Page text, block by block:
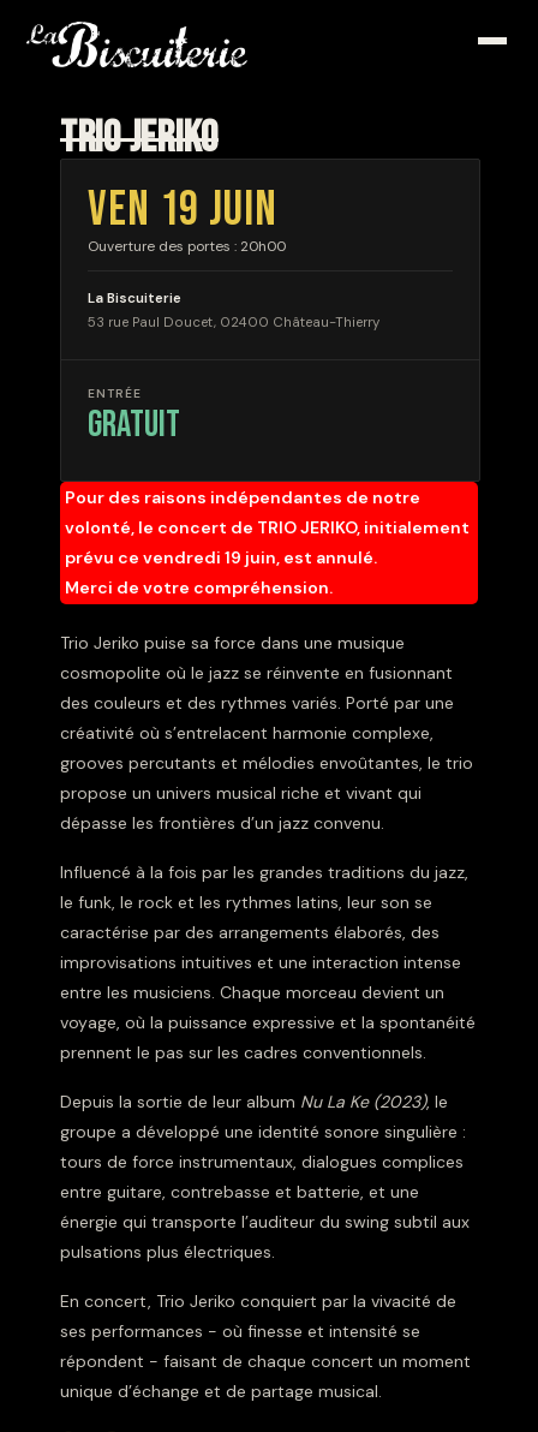
TRIO JERIKO
Pour des raisons indépendantes de notre
volonté, le concert de TRIO JERIKO, initialement
prévu ce vendredi 19 juin, est annulé.
Merci de votre compréhension.
Trio Jeriko puise sa force dans une musique
cosmopolite où le jazz se réinvente en fusionnant
des couleurs et des rythmes variés. Porté par une
créativité où s’entrelacent harmonie complexe,
grooves percutants et mélodies envoûtantes, le trio
propose un univers musical riche et vivant qui
dépasse les frontières d’un jazz convenu.
Influencé à la fois par les grandes traditions du jazz,
le funk, le rock et les rythmes latins, leur son se
caractérise par des arrangements élaborés, des
improvisations intuitives et une interaction intense
entre les musiciens. Chaque morceau devient un
voyage, où la puissance expressive et la spontanéité
prennent le pas sur les cadres conventionnels.
Depuis la sortie de leur album Nu La Ke (2023), le
groupe a développé une identité sonore singulière :
tours de force instrumentaux, dialogues complices
entre guitare, contrebasse et batterie, et une
énergie qui transporte l’auditeur du swing subtil aux
pulsations plus électriques.
En concert, Trio Jeriko conquiert par la vivacité de
ses performances - où finesse et intensité se
répondent - faisant de chaque concert un moment
unique d’échange et de partage musical.
VEN 19 JUIN
Ouverture des portes : 20h00
La Biscuiterie
53 rue Paul Doucet, 02400 Château-Thierry
ENTRÉE
gratuit